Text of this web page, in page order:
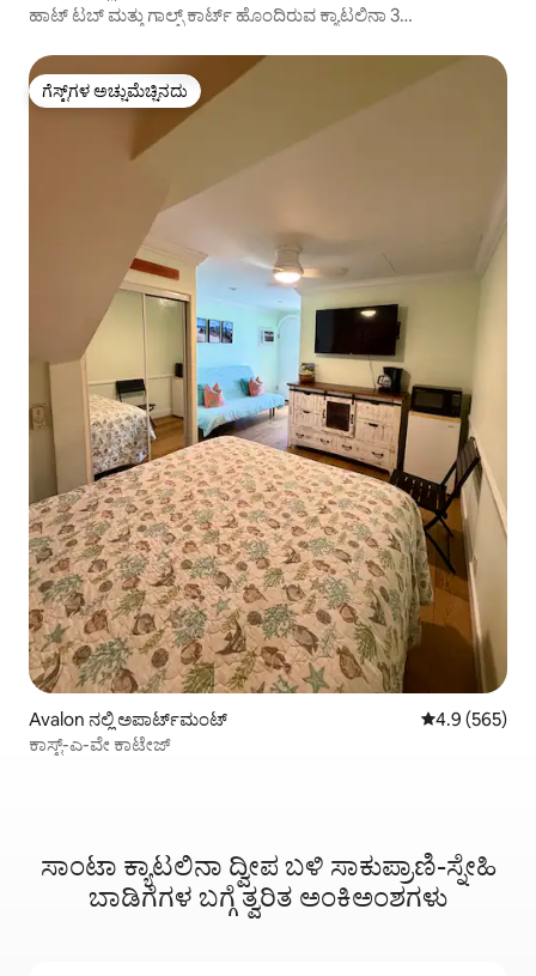
ಹಾಟ್ ಟಬ್ ಮತ್ತು ಗಾಲ್ಫ್ ಕಾರ್ಟ್ ಹೊಂದಿರುವ ಕ್ಯಾಟಲಿನಾ 3
ಗೆಸ್ಟ್‌ಗಳ ಅಚ್ಚುಮೆಚ್ಚಿನದು
ಗೆಸ್ಟ್‌ಗಳ ಅಚ್ಚುಮೆಚ್ಚಿನದು
Avalon ನಲ್ಲಿ ಅಪಾರ್ಟ್‌ಮಂಟ್ 5 ರಲ್ಲಿ 4.9
4.9 (565)
ಕಾಸ್ಟ್-ಎ-ವೇ ಕಾಟೇಜ್
ಸಾಂಟಾ ಕ್ಯಾಟಲಿನಾ ದ್ವೀಪ ಬಳಿ ಸಾಕುಪ್ರಾಣಿ-ಸ್ನೇಹಿ
ಬಾಡಿಗೆಗಳ ಬಗ್ಗೆ ತ್ವರಿತ ಅಂಕಿಅಂಶಗಳು